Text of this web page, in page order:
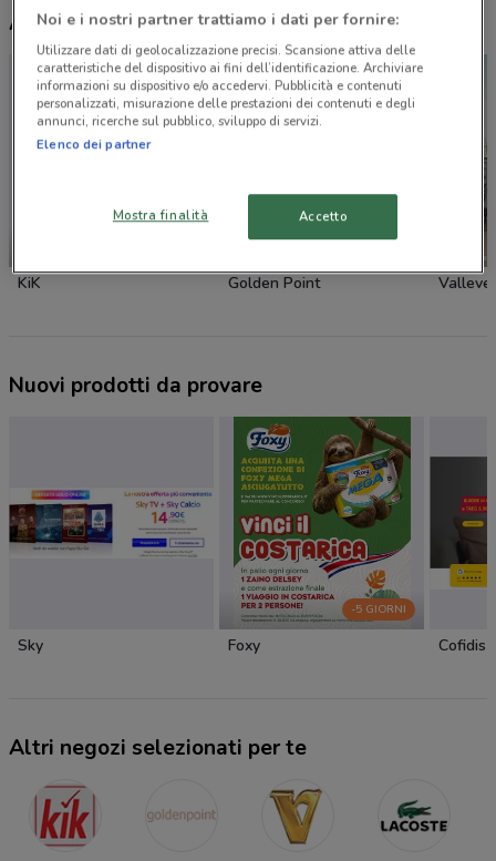
Altri volantini nelle vicinanze
KiK Golden Point
Nuovi prodotti da provare
Sky
-5 GIORNI
Foxy Cofidis
Altri negozi selezionati per te
Noi e i nostri partner trattiamo i dati per fornire:
Utilizzare dati di geolocalizzazione precisi. Scansione attiva delle
caratteristiche del dispositivo ai fini dell’identificazione. Archiviare
informazioni su dispositivo e/o accedervi. Pubblicità e contenuti
personalizzati, misurazione delle prestazioni dei contenuti e degli
annunci, ricerche sul pubblico, sviluppo di servizi.
Elenco dei partner
Mostra finalità Accetto